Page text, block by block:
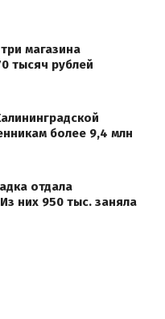
магазина
тысяч рублей
более 9,4 млн
отдала
них 950 тыс. заняла